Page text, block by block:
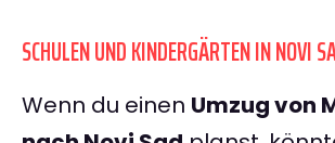
SCHULEN UND KINDERGÄRTEN IN NOVI
Wenn du einen Umzug von